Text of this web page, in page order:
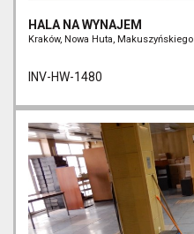
HALA NA WYNAJEM
Kraków, Nowa Huta, Makuszyńskiego
INV-HW-1480